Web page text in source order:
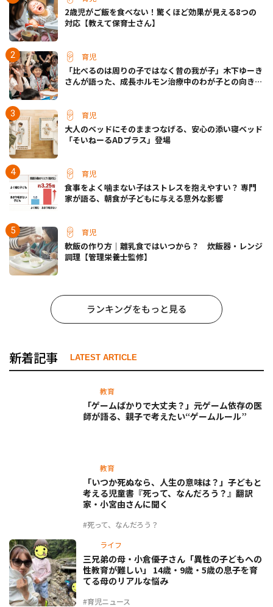
2歳児がご飯を食べない！驚くほど効果が見える8つの
対応【教えて保育士さん】
育児
「比べるのは周りの子ではなく昔の我が子」木下ゆーき
さんが語った、成長ホルモン治療中のわが子との向き合
育児
大人のベッドにそのままつなげる、安心の添い寝ベッド
「そいねーるADプラス」登場
育児
食事をよく噛まない子はストレスを抱えやすい？ 専門
家が語る、朝食が子どもに与える意外な影響
育児
軟飯の作り方｜離乳食ではいつから？ 炊飯器・レンジ
調理【管理栄養士監修】
ランキングをもっと見る
新着記事 LATEST ARTICLE
教育
「ゲームばかりで大丈夫？」元ゲーム依存の医
師が語る、親子で考えたい“ゲームルール”
教育
#死って、なんだろう？
「いつか死ぬなら、人生の意味は？」子どもと
考える児童書『死って、なんだろう？』翻訳
家・小宮由さんに聞く
ライフ
#育児ニュース
三兄弟の母・小倉優子さん「異性の子どもへの
性教育が難しい」 14歳・9歳・5歳の息子を育
てる母のリアルな悩み